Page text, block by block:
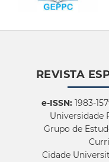
REVISTA
e-ISSN:1983-
Universidade
Grupo de
Cidade